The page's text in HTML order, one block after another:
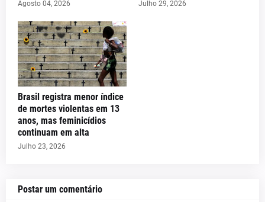
Agosto 04, 2026 Julho 29, 2026
Brasil registra menor índice
de mortes violentas em 13
anos, mas feminicídios
continuam em alta
Julho 23, 2026
Postar um comentário